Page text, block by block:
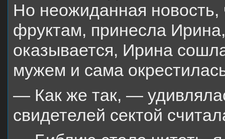
Но неожиданная новость,
фруктам, принесла
оказывается, Ирина
мужем и сама
— Как же так, —
свидетелей сектой